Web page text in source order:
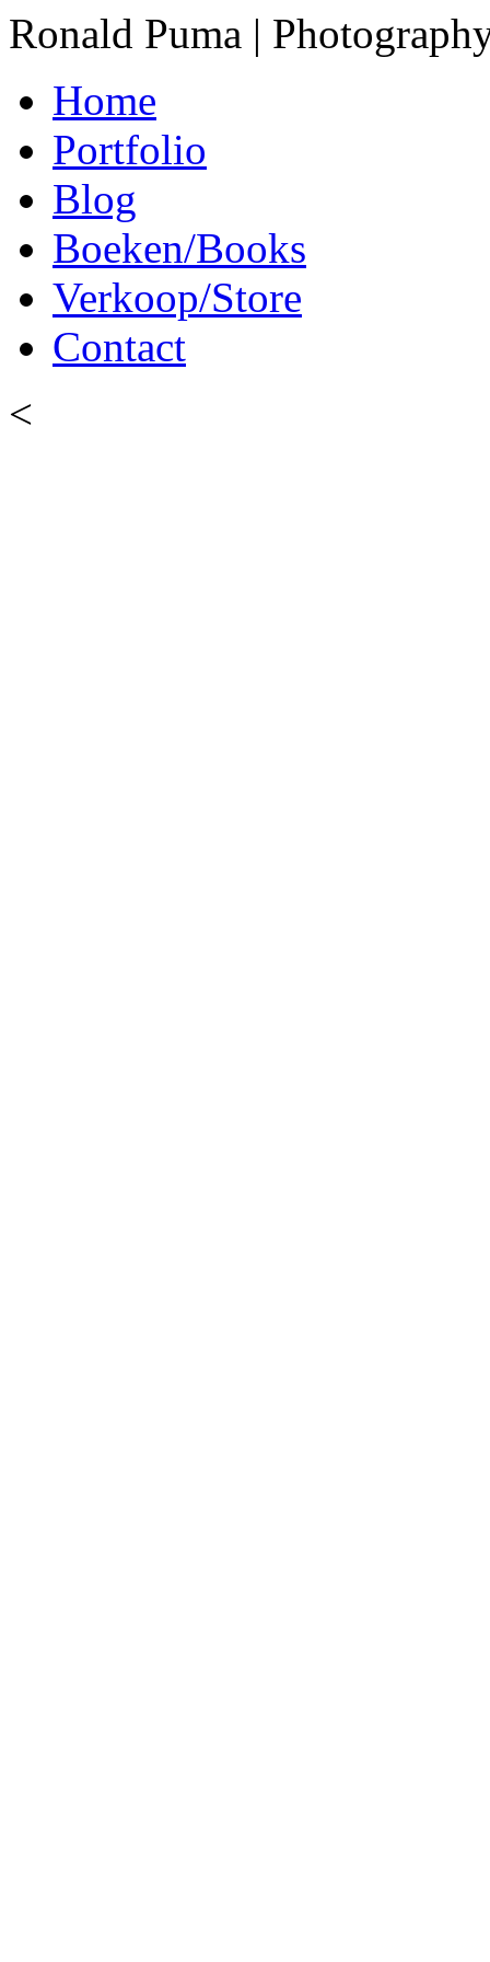
Ronald Puma |
Home
Portfolio
Blog
Boeken/Books
Verkoop/Store
Contact
<